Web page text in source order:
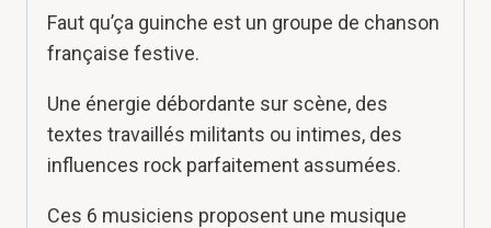
Faut qu’ça guinche est un groupe de chanson
française festive.
Une énergie débordante sur scène, des
textes travaillés militants ou intimes, des
influences rock parfaitement assumées.
Ces 6 musiciens proposent une musique